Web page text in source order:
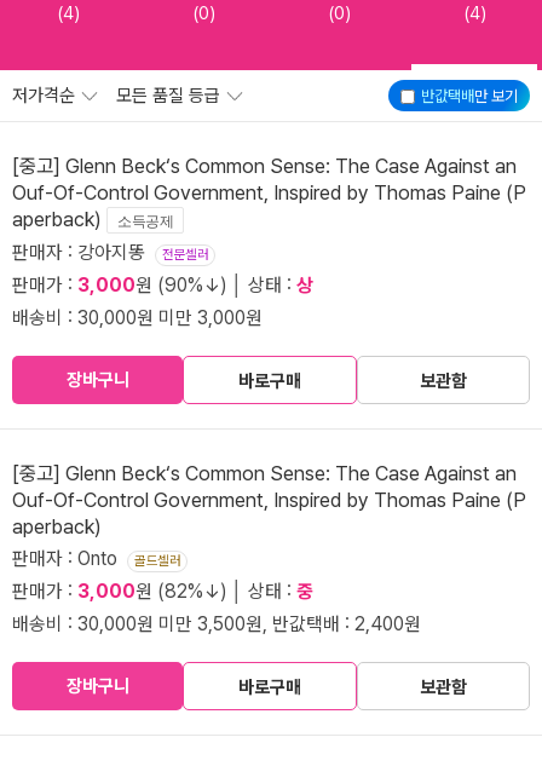
(4) (0) (0) (4)
반값택배만 보기
저가격순 모든 품질 등급
[중고] Glenn Beck‘s Common Sense: The Case Against an
Ouf-Of-Control Government, Inspired by Thomas Paine (P
aperback)
소득공제
판매자 : 강아지똥 전문셀러
판매가 : 3,000원 (90%↓) │ 상태 : 상
배송비 : 30,000원 미만 3,000원
장바구니 바로구매 보관함
[중고] Glenn Beck‘s Common Sense: The Case Against an
Ouf-Of-Control Government, Inspired by Thomas Paine (P
aperback)
판매자 : Onto 골드셀러
판매가 : 3,000원 (82%↓) │ 상태 : 중
배송비 : 30,000원 미만 3,500원, 반값택배 : 2,400원
장바구니 바로구매 보관함